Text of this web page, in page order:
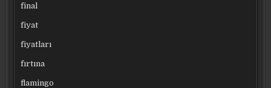
final
fiyat
fiyatları
fırtına
flamingo